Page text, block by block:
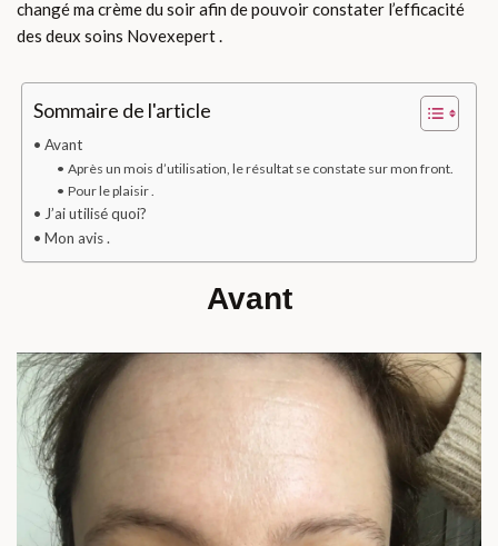
changé ma crème du soir afin de pouvoir constater l’efficacité
des deux soins Novexepert .
Sommaire de l'article
Avant
Après un mois d’utilisation, le résultat se constate sur mon front.
Pour le plaisir .
J’ai utilisé quoi?
Mon avis .
Avant